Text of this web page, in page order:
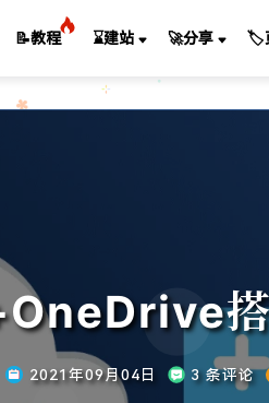
📝教程 ⌛建站 🚀分享 🏷️
搭
2021年09月04日 3 条评论